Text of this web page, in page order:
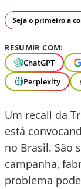
Seja o primeiro a
RESUMIR COM:
ChatGPT
Perplexity
Um recall da
está
no Brasil. São
campanha,
problema